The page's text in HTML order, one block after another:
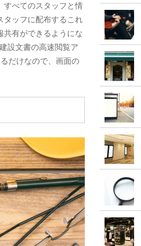
すべてのスタッフと情
タッフに配布するこれ
共有ができるようにな
設文書の高速閲覧ア
だけなので、画面の